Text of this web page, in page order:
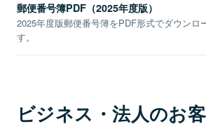
郵便番号簿PDF（2025年度版）
2025年度版郵便番号簿をPDF形式でダウンロ
す。
ビジネス・法人のお